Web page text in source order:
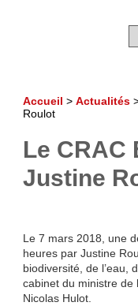
Accueil > Actualités
Roulot
Le CRAC
Justine
Le 7 mars 2018, une
heures par Justine
biodiversité, de l’eau,
cabinet du ministre de
Nicolas Hulot.